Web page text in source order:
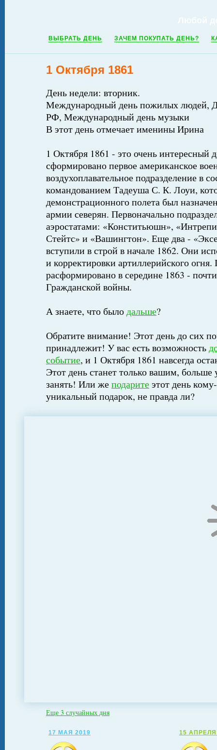
ВЫБРАТЬ ДЕНЬ ЗАЧЕМ ПОКУПАТЬ ДЕНЬ?
1 Октября 1861
День недели: вторник.
Международный день пожилых людей,
РФ, Международный день музыки
В этот день отмечает именины Ирина
1 Октября 1861 - это очень интересный
сформировано первое американское
воздухоплавательное подразделение в
командованием Тадеуша С. К. Лоуи,
демонстрационного полета был
армии северян. Первоначально
аэростатами: «Конститьюшн»,
Стейтс» и «Вашингтон». Еще два -
вступили в строй в начале 1862. Они
и корректировки артиллерийского
расформировано в середине 1863 -
Гражданской войны.
А знаете, что былодальше?
Обратите внимание! Этот день до сих
принадлежит! У вас есть возможность
событие, и 1 Октября 1861 навсегда
Этот день станет только вашим,
занять! Или жеподаритеэтот день
уникальный подарок, не правда ли?
Еще 3 случайных дня
17 МАЯ 2019 15 АПРЕЛЯ